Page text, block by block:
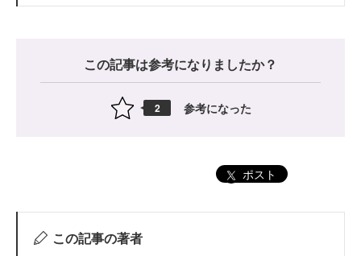
この記事は参考になりましたか？
2 参考になった
ポスト
この記事の著者